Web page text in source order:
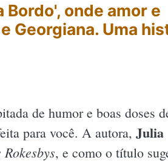
onde amor e
Georgiana. Uma
de humor e boas doses
para você. A autora, Julia
Rokesbys, e como o título